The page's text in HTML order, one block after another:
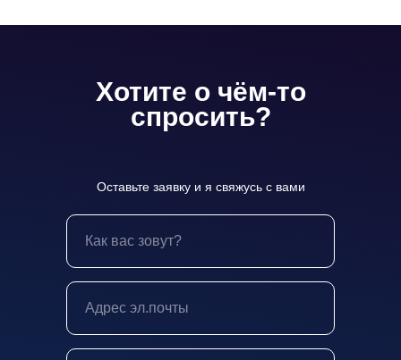
Хотите о чём-то
спросить?
Оставьте заявку и я свяжусь с вами